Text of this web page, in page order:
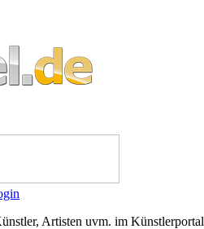
Artisten uvm. im Künstlerportal